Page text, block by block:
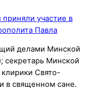
делами Минской
секретарь Минской
Свято-
в священном сане.